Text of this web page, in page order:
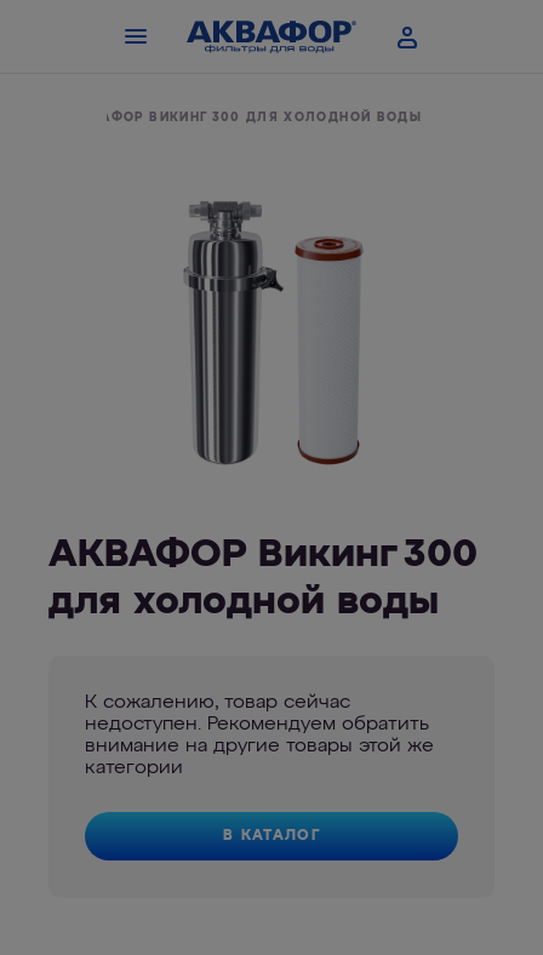
АКВАФОР ВИКИНГ 300 ДЛЯ ХОЛОДНОЙ ВОДЫ
АКВАФОР Викинг 300
для холодной воды
К сожалению, товар сейчас
недоступен. Рекомендуем обратить
внимание на другие товары этой же
категории
В КАТАЛОГ